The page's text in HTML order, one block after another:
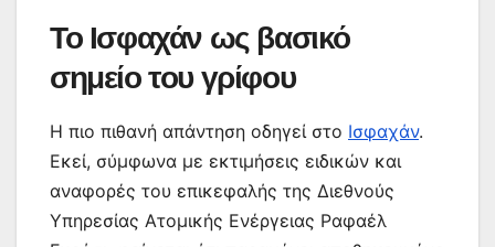
Το Ισφαχάν ως βασικό
σημείο του γρίφου
Η πιο πιθανή απάντηση οδηγεί στο Ισφαχάν.
Εκεί, σύμφωνα με εκτιμήσεις ειδικών και
αναφορές του επικεφαλής της Διεθνούς
Υπηρεσίας Ατομικής Ενέργειας Ραφαέλ